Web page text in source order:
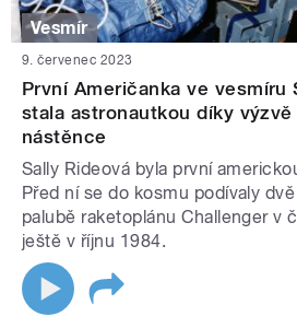
Vesmír
9. červenec 2023
První Američanka ve vesmíru
stala astronautkou díky
nástěnce
Sally Rideová byla první
Před ní se do kosmu podívaly
palubě raketoplánu Challenger v
ještě v říjnu 1984.